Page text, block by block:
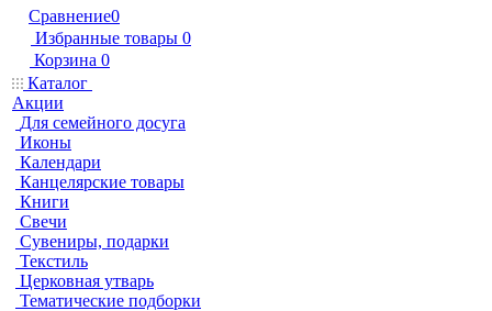
Сравнение0
Избранные товары 0
Корзина 0
Каталог
Акции
Для семейного досуга
Иконы
Календари
Канцелярские товары
Книги
Свечи
Сувениры, подарки
Текстиль
Церковная утварь
Тематические подборки